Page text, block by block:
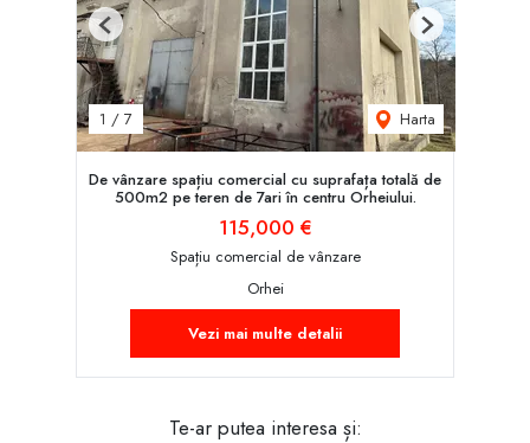
1 / 7 Harta
Previous Next
De vânzare spațiu comercial cu suprafața totală de
500m2 pe teren de 7ari în centru Orheiului.
115,000 €
Spațiu comercial de vânzare
Orhei
Vezi mai multe detalii
Te-ar putea interesa și: